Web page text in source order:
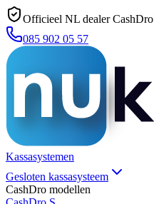
Officieel NL dealer CashDro
085 902 05 57
Kassasystemen
Gesloten kassasysteem
CashDro modellen